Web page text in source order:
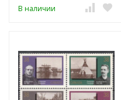
В наличии